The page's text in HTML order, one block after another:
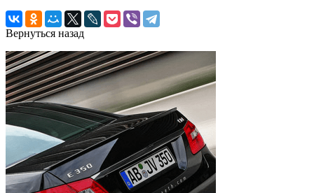
Вернуться назад